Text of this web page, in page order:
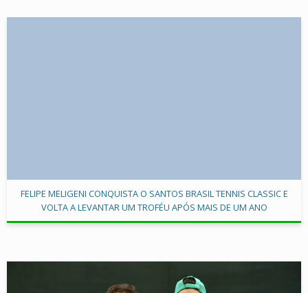
FELIPE MELIGENI CONQUISTA O SANTOS BRASIL TENNIS CLASSIC E
VOLTA A LEVANTAR UM TROFÉU APÓS MAIS DE UM ANO